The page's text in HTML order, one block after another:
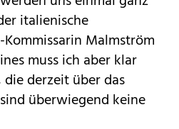
italienische
Malmström
muss ich aber klar
die derzeit über das
überwiegend keine